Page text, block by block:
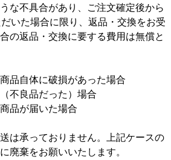
な不具合があり、ご注文確定後から
いた場合に限り、返品・交換をお受
の返品・交換に要する費用は無償と
品自体に破損があった場合
不良品だった）場合
品が届いた場合
は承っておりません。上記ケースの
廃棄をお願いいたします。